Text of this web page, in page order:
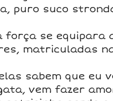
puro suco
força se equipara
matriculadas na
sabem que eu
vem fazer